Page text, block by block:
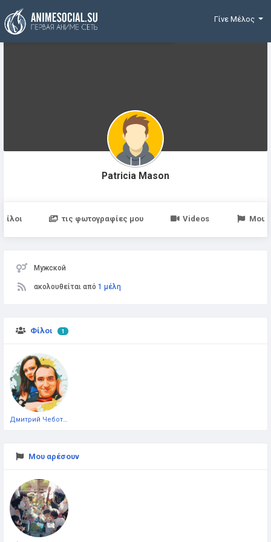
Χρηματοδότηση
Γίνε Μέλος
Patricia Mason
Φίλοι τις φωτογραφίες μου Videos Μου
Мужской
ακολουθείται από 1 μέλη
Φίλοι 1
Μου αρέσουν